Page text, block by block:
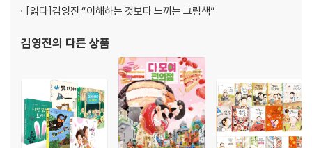
구들과 세상을 구해 낼 수 있을까요?
아이들이 꿈꿀 수 있도록 현실의 틈을 벌려라!
작가 김영진이 이 이야기를 떠올린 건 집 근처 놀이터에서였다고 합니다.
작가가 어릴 적 같으면 《보물섬》, 《15소년 표류기》, 《해저 2만 리》까지 온
갖 모험 동화를 재현(?)하며 밤새 놀아도 모자랄 만큼 근사한 배가 있는 놀
이터였지요. 하지만 요즘 여느 아파트 단지 놀이터가 그렇듯 놀이터는 한
산하기만 했습니다. 그 한산함이 작가 안에 잠들어 있던 나로와 펄럭이를
다시 깨웠지요.
[읽다]김영진 “이해하는 것보다 느끼는 그림책”
김영진의 다른 상품